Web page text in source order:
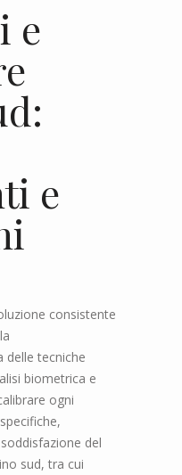
e
e
consistente
delle tecniche
biometrica e
ogni
del
sud, tra cui